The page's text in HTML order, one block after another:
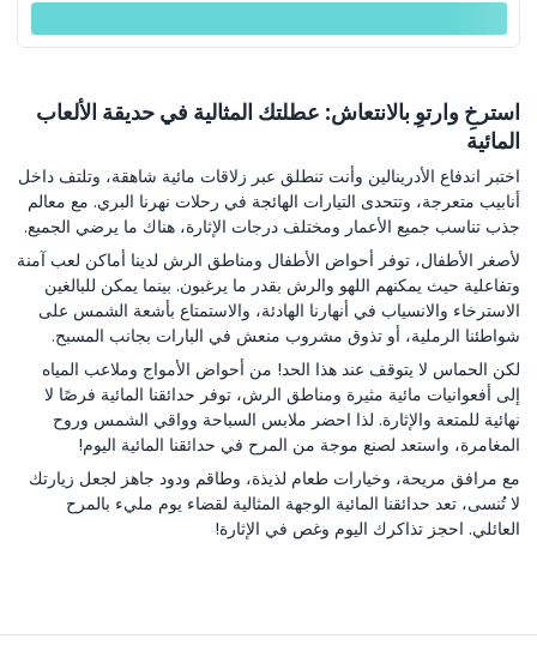
استرخِ وارتوِ بالانتعاش: عطلتك المثالية في حديقة الألعاب
المائية
اختبر اندفاع الأدرينالين وأنت تنطلق عبر زلاقات مائية شاهقة، وتلتف داخل
أنابيب متعرجة، وتتحدى التيارات الهائجة في رحلات نهرنا البري. مع معالم
جذب تناسب جميع الأعمار ومختلف درجات الإثارة، هناك ما يرضي الجميع.
لأصغر الأطفال، توفر أحواض الأطفال ومناطق الرش لدينا أماكن لعب آمنة
وتفاعلية حيث يمكنهم اللهو والرش بقدر ما يرغبون. بينما يمكن للبالغين
الاسترخاء والانسياب في أنهارنا الهادئة، والاستمتاع بأشعة الشمس على
شواطئنا الرملية، أو تذوق مشروب منعش في البارات بجانب المسبح.
لكن الحماس لا يتوقف عند هذا الحد! من أحواض الأمواج وملاعب المياه
إلى أفعوانيات مائية مثيرة ومناطق الرش، توفر حدائقنا المائية فرصًا لا
نهائية للمتعة والإثارة. لذا احضر ملابس السباحة وواقي الشمس وروح
المغامرة، واستعد لصنع موجة من المرح في حدائقنا المائية اليوم!
مع مرافق مريحة، وخيارات طعام لذيذة، وطاقم ودود جاهز لجعل زيارتك
لا تُنسى، تعد حدائقنا المائية الوجهة المثالية لقضاء يوم مليء بالمرح
العائلي. احجز تذاكرك اليوم وغص في الإثارة!